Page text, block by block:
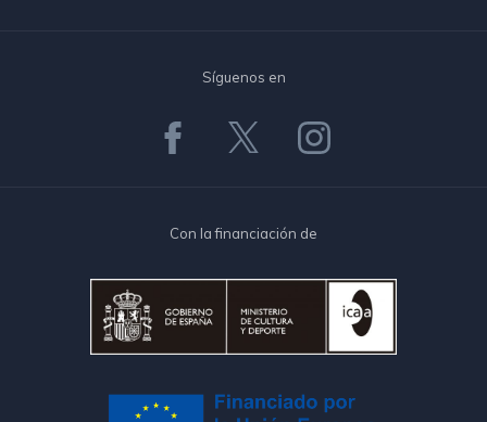
Síguenos en
Con la financiación de